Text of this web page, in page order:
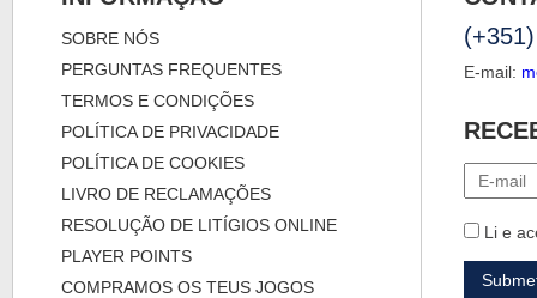
SOBRE NÓS
PERGUNTAS FREQUENTES
TERMOS E CONDIÇÕES
POLÍTICA DE PRIVACIDADE
POLÍTICA DE COOKIES
LIVRO DE RECLAMAÇÕES
RESOLUÇÃO DE LITÍGIOS ONLINE
PLAYER POINTS
COMPRAMOS OS TEUS JOGOS
E-mail:
Li e